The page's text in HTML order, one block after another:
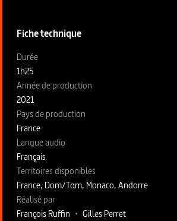
Fiche technique
Fiche technique section gauche
Durée
1h25
Année de production
2021
Pays de production
France
Langue audio
Français
Territoires disponibles
France, Dom/Tom, Monaco, Andorre
Fiche technique section droite
Réalisé par
François Ruffin • Gilles Perret